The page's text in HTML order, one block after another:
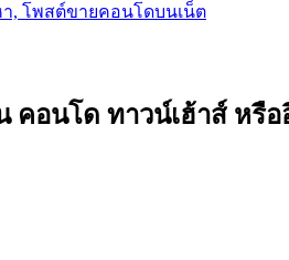
, โพสต์ขายคอนโดบนเน็ต
นโด ทาวน์เฮ้าส์ หรือ